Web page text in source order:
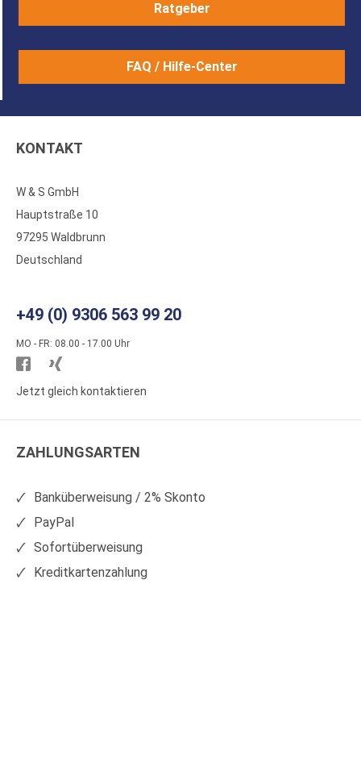
Ratgeber
FAQ / Hilfe-Center
KONTAKT
W & S GmbH
Hauptstraße 10
97295 Waldbrunn
Deutschland
+49 (0) 9306 563 99 20
MO - FR: 08.00 - 17.00 Uhr
Besuchen
Sie
auf
Sie
auf
Jetzt gleich kontaktieren
ZAHLUNGSARTEN
Banküberweisung / 2% Skonto
PayPal
Sofortüberweisung
Kreditkartenzahlung